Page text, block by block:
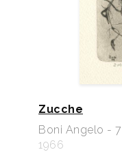
Zucche
Boni Angelo - 7
1966